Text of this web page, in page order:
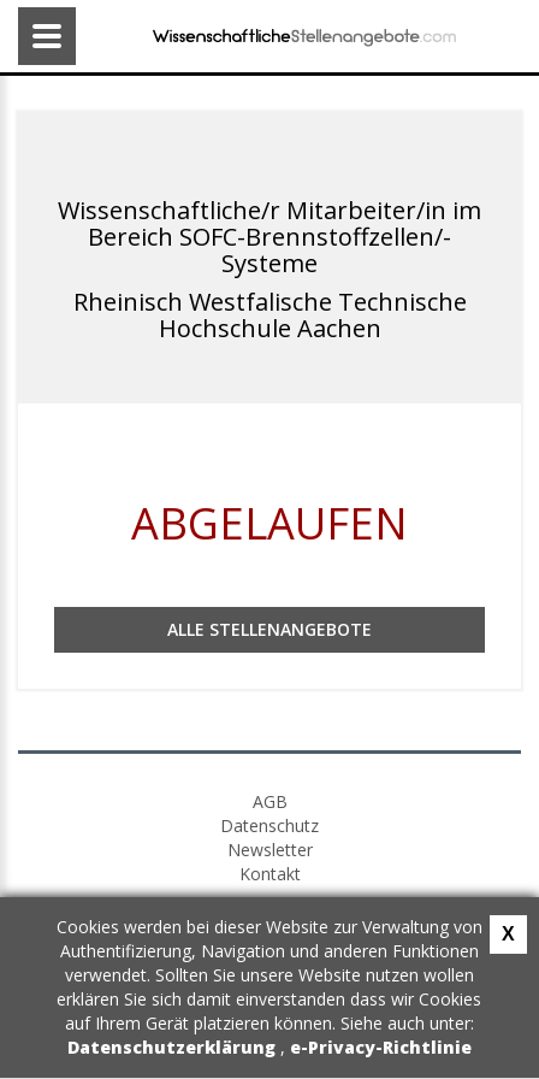
Wissenschaftliche/r Mitarbeiter/in im
Bereich SOFC-Brennstoffzellen/-
Systeme
Rheinisch Westfalische Technische
Hochschule Aachen
ABGELAUFEN
ALLE STELLENANGEBOTE
AGB
Datenschutz
Newsletter
Kontakt
Cookies werden bei dieser Website zur Verwaltung von
Authentifizierung, Navigation und anderen Funktionen
verwendet. Sollten Sie unsere Website nutzen wollen
erklären Sie sich damit einverstanden dass wir Cookies
auf Ihrem Gerät platzieren können. Siehe auch unter:
Datenschutzerklärung , e-Privacy-Richtlinie
X